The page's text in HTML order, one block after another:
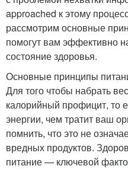
approached к этому
рассмотрим основные
помогут вам эффективно
состояние здоровья.
Основные принципы
Для того чтобы набрать
калорийный профицит, то
энергии, чем тратит ваш
помнить, что это не
вредных продуктов.
питание — ключевой